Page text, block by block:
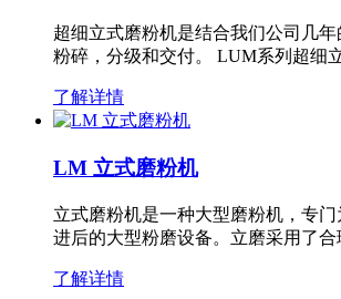
超细立式磨粉机是结合我们公司几
粉碎，分级和交付。 LUM系列超细
了解详情
LM 立式磨粉机
立式磨粉机是一种大型磨粉机，专
进后的大型粉磨设备。立磨采用了
了解详情